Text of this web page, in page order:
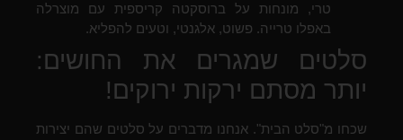
טרי, מונחות על ברוסקטה קריספית עם מוצרלה
באפלו טרייה. פשוט, אלגנטי, וטעים להפליא.
סלטים שמגרים את החושים:
יותר מסתם ירקות ירוקים!
שכחו מ"סלט הבית". אנחנו מדברים על סלטים שהם יצירות